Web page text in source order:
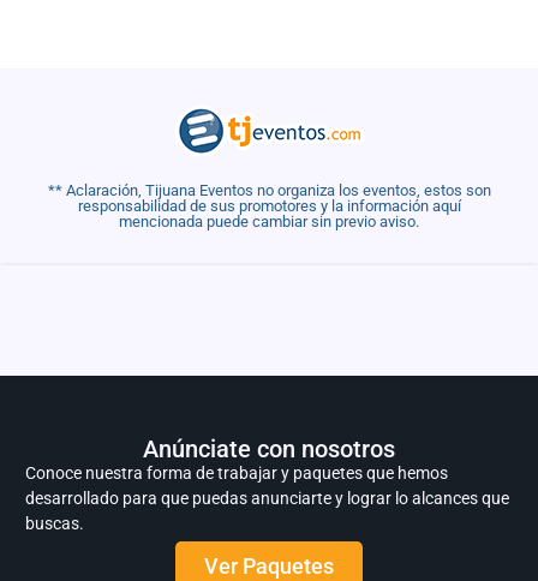
** Aclaración, Tijuana Eventos no organiza los eventos, estos son
responsabilidad de sus promotores y la información aquí
mencionada puede cambiar sin previo aviso.
Anúnciate con nosotros
Conoce nuestra forma de trabajar y paquetes que hemos
desarrollado para que puedas anunciarte y lograr lo alcances que
buscas.
Ver Paquetes